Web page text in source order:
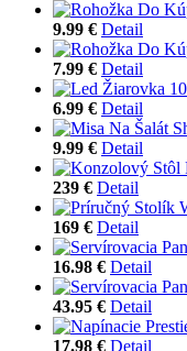
9.99 € Detail
7.99 € Detail
6.99 € Detail
9.99 € Detail
239 € Detail
169 € Detail
16.98 € Detail
43.95 € Detail
17.98 € Detail